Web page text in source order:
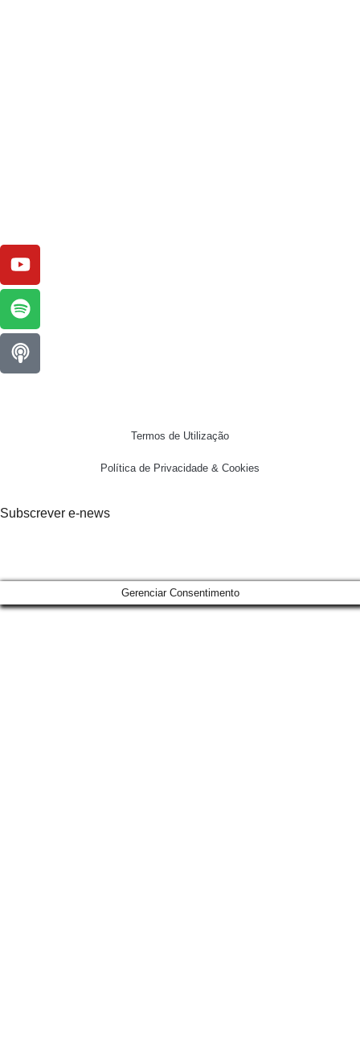
Termos de Utilização
Política de Privacidade & Cookies
Subscrever e-news
Gerenciar Consentimento